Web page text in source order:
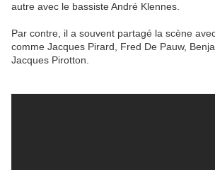
autre avec le bassiste André Klennes.
Par contre, il a souvent partagé la scène
comme Jacques Pirard, Fred De Pauw,
Jacques Pirotton.